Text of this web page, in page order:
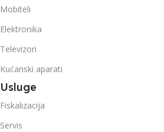
Mobiteli
Elektronika
Televizori
Kućanski aparati
Usluge
Fiskalizacija
Servis